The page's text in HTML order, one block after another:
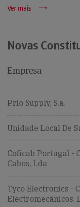
Ver mais
Novas
Empresa
Prio Supply, S.a.
Unidade Local De
Coficab Portugal -
Cabos, Lda
Tyco Electronics -
Electromecânicos,